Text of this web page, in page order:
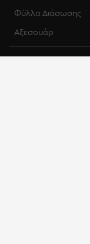
Φύλλα Διάσωσης
Αξεσουάρ